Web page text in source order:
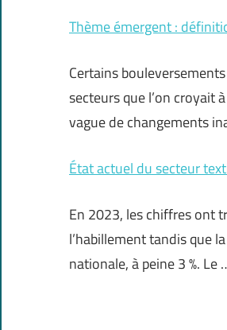
Thème émergent :
Certains
secteurs que l’on croyait
vague de changements
État actuel du secteur
En 2023, les chiffres ont
l’habillement tandis que
nationale, à peine 3 %. Le